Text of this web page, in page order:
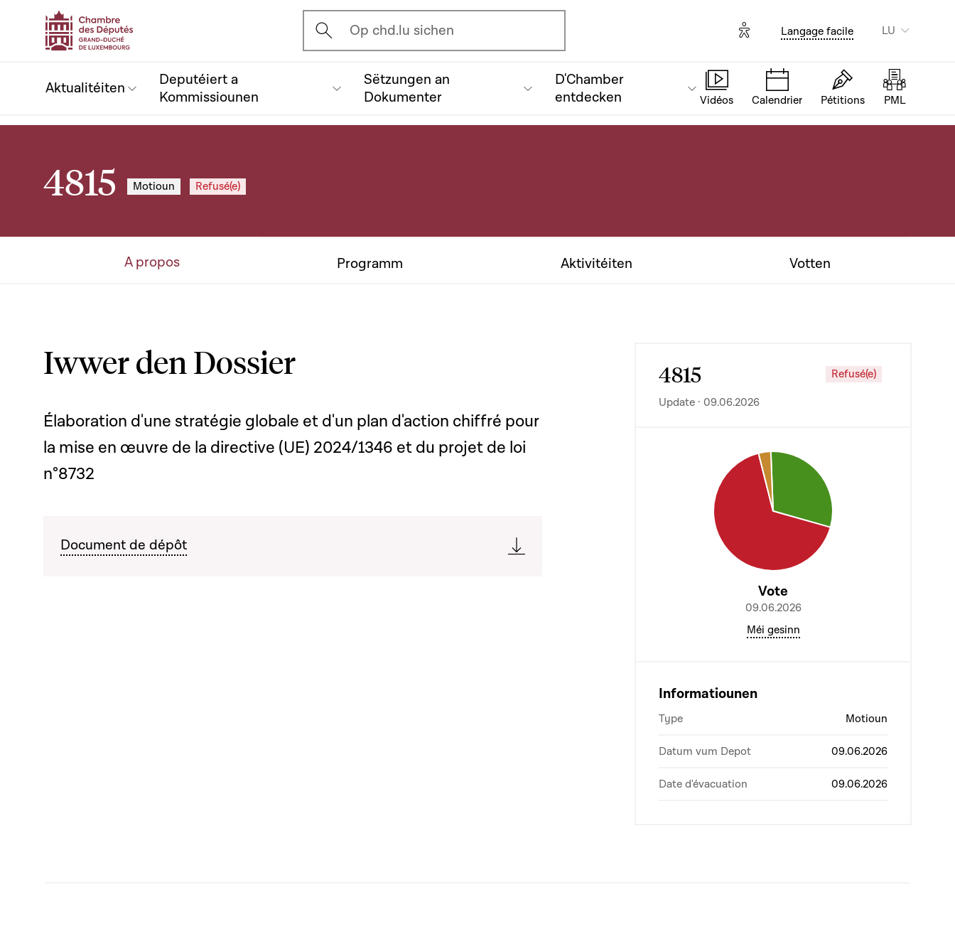
Ouvrir l'écran de recherche
Op chd.lu sichen Options d'accessibilité
Langage facile LU
Aktualitéiten
Deputéiert a
Kommissiounen
Sëtzungen an
Dokumenter
D'Chamber
entdecken
Vidéos Calendrier Pétitions PML
4815 Motioun Refusé(e)
A propos Programm Aktivitéiten Votten
Iwwer den Dossier
Élaboration d'une stratégie globale et d'un plan d'action chiffré pour
la mise en œuvre de la directive (UE) 2024/1346 et du projet de loi
n°8732
Document de dépôt
4815 Refusé(e)
Update · 09.06.2026
Vote
09.06.2026
Méi gesinn
Informatiounen
Type Motioun
Datum vum Depot 09.06.2026
Date d'évacuation 09.06.2026